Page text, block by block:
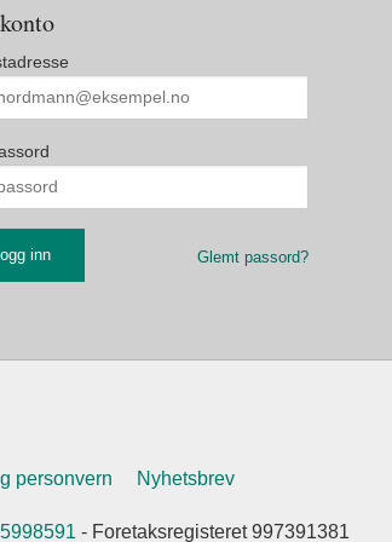
Glemt passord?
personvern Nyhetsbrev
- Foretaksregisteret 997391381